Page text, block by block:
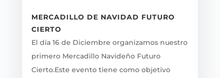
MERCADILLO DE NAVIDAD FUTURO
CIERTO
El día 16 de Diciembre organizamos nuestro
primero Mercadillo Navideño Futuro
Cierto.Este evento tiene como objetivo